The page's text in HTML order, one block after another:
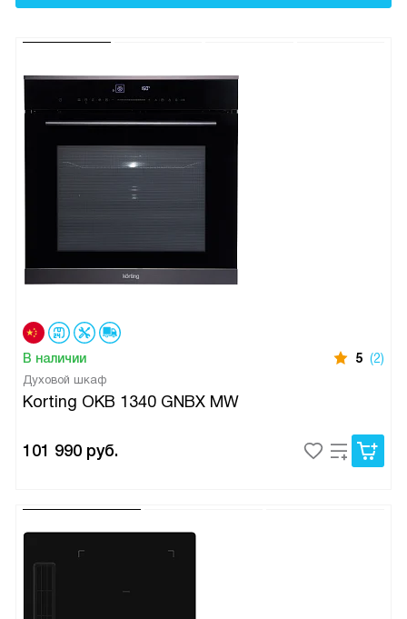
В наличии 5 (2)
Духовой шкаф
Korting OKB 1340 GNBX MW
101 990 руб.